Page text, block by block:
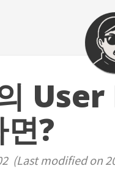
?
(Last modified on